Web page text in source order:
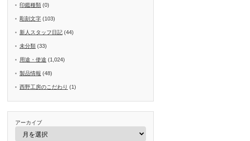
印鑑種類 (0)
彫刻文字 (103)
新人スタッフ日記 (44)
未分類 (33)
用途・使途 (1,024)
製品情報 (48)
西野工房のこだわり (1)
アーカイブ